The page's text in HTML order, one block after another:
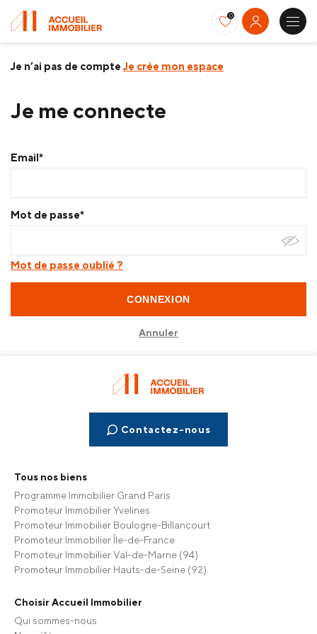
0
Je n’ai pas de compteJe crée mon espace
Je me connecte
Email*
Mot de passe*
Mot de passe oublié ?
CONNEXION
Annuler
Tous nos biens
Programme Immobilier Grand Paris
Promoteur Immobilier Yvelines
Promoteur Immobilier Boulogne-Billancourt
Promoteur Immobilier Île-de-France
Promoteur Immobilier Val-de-Marne (94)
Promoteur Immobilier Hauts-de-Seine (92)
Choisir Accueil Immobilier
Qui sommes-nous
Contactez-nous